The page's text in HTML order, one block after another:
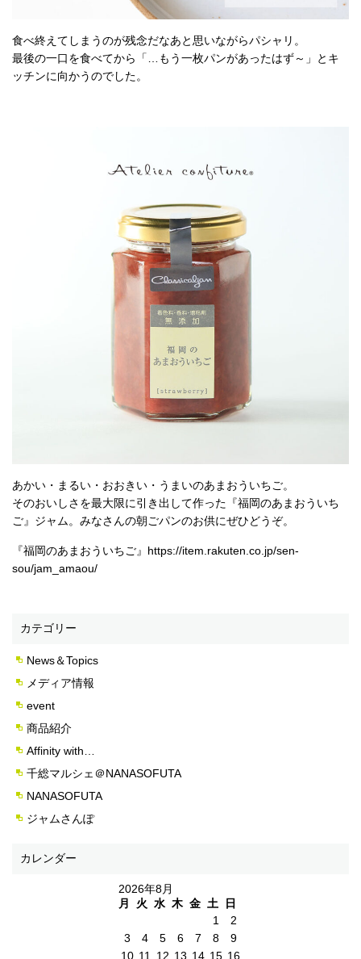
食べ終えてしまうのが残念だなあと思いながらパシャリ。
最後の一口を食べてから「…もう一枚パンがあったはず～」とキ
ッチンに向かうのでした。
あかい・まるい・おおきい・うまいのあまおういちご。
そのおいしさを最大限に引き出して作った『福岡のあまおういち
ご』ジャム。みなさんの朝ごパンのお供にぜひどうぞ。
『福岡のあまおういちご』 https://item.rakuten.co.jp/sen-
sou/jam_amaou/
カテゴリー
News＆Topics
メディア情報
event
商品紹介
Affinity with…
千総マルシェ＠NANASOFUTA
NANASOFUTA
ジャムさんぽ
カレンダー
2026年8月
月
火 水 木 金 土
日
1
2
3
4 5 6 7 8
9
10 11 12 13 14 15 16